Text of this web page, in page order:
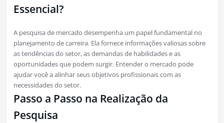
Essencial?
A pesquisa de mercado desempenha um papel fundamental no
planejamento de carreira. Ela fornece informações valiosas sobre
as tendências do setor, as demandas de habilidades e as
oportunidades que podem surgir. Entender o mercado pode
ajudar você a alinhar seus objetivos profissionais com as
necessidades do setor.
Passo a Passo na Realização da
Pesquisa